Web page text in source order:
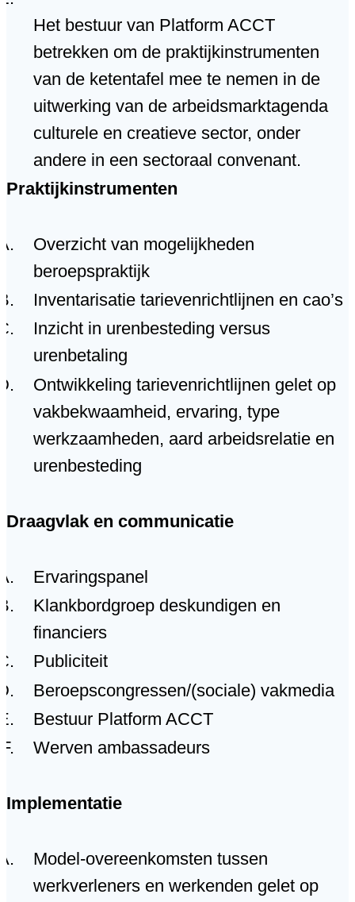
Het bestuur van Platform ACCT
betrekken om de praktijkinstrumenten
van de ketentafel mee te nemen in de
uitwerking van de arbeidsmarktagenda
culturele en creatieve sector, onder
andere in een sectoraal convenant.
Praktijkinstrumenten
Overzicht van mogelijkheden
beroepspraktijk
Inventarisatie tarievenrichtlijnen en cao’s
Inzicht in urenbesteding versus
urenbetaling
Ontwikkeling tarievenrichtlijnen gelet op
vakbekwaamheid, ervaring, type
werkzaamheden, aard arbeidsrelatie en
urenbesteding
Draagvlak en communicatie
Ervaringspanel
Klankbordgroep deskundigen en
financiers
Publiciteit
Beroepscongressen/(sociale) vakmedia
Bestuur Platform ACCT
Werven ambassadeurs
Implementatie
Model-overeenkomsten tussen
werkverleners en werkenden gelet op